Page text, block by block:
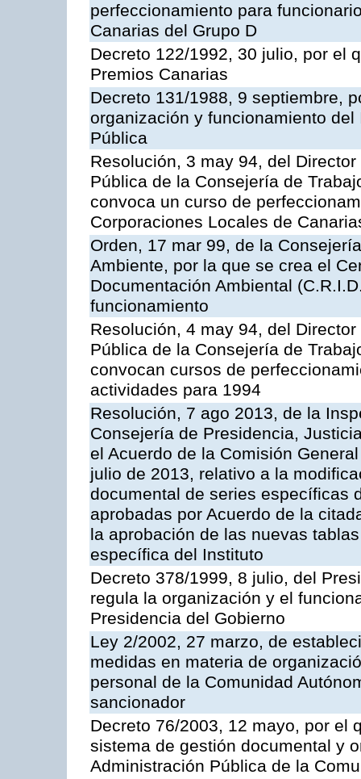
perfeccionamiento para
Canarias del Grupo D
Decreto 122/1992, 30 julio, por el
Premios Canarias
Decreto 131/1988, 9 septiembre,
organización y funcionamiento
Pública
Resolución, 3 may 94, del
Pública de la Consejería de
convoca un curso de
Corporaciones Locales de
Orden, 17 mar 99, de la
Ambiente, por la que se crea el
Documentación Ambiental
funcionamiento
Resolución, 4 may 94, del
Pública de la Consejería de
convocan cursos de
actividades para 1994
Resolución, 7 ago 2013, de la
Consejería de Presidencia,
el Acuerdo de la Comisión
julio de 2013, relativo a la
documental de series específicas
aprobadas por Acuerdo de la
la aprobación de las nuevas
específica del Instituto
Decreto 378/1999, 8 julio, del
regula la organización y el
Presidencia del Gobierno
Ley 2/2002, 27 marzo, de
medidas en materia de
personal de la Comunidad
sancionador
Decreto 76/2003, 12 mayo, por el
sistema de gestión documental y
Administración Pública de la